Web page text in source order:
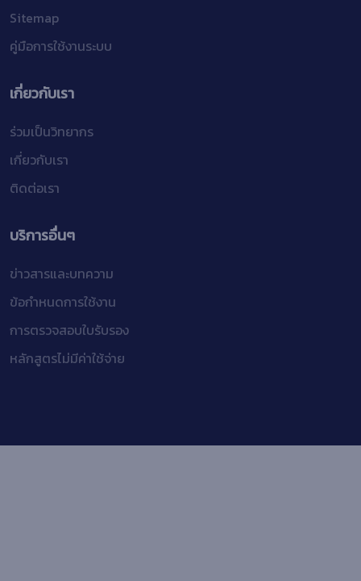
Sitemap
คู่มือการใช้งานระบบ
เกี่ยวกับเรา
ร่วมเป็นวิทยากร
เกี่ยวกับเรา
ติดต่อเรา
บริการอื่นๆ
ข่าวสารและบทความ
ข้อกำหนดการใช้งาน
การตรวจสอบใบรับรอง
หลักสูตรไม่มีค่าใช้จ่าย